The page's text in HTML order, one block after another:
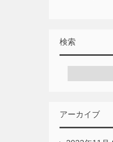
検索
アーカイブ